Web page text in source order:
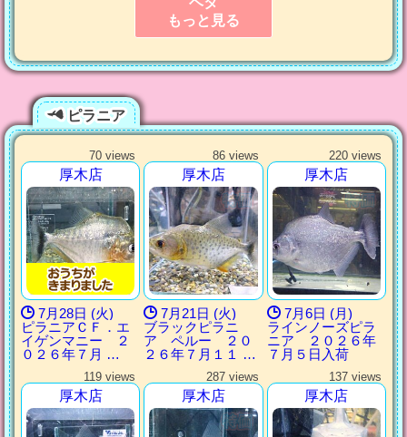
もっと見る
ピラニア
70 views
厚木店
7月28日 (火)
ピラニアＣＦ．エ
イゲンマニー ２
０２６年７月 …
86 views
厚木店
7月21日 (火)
ブラックピラニ
ア ペルー ２０
２６年７月１１ …
220 views
厚木店
7月6日 (月)
ラインノーズピラ
ニア ２０２６年
７月５日入荷
119 views
厚木店
287 views
厚木店
137 views
厚木店